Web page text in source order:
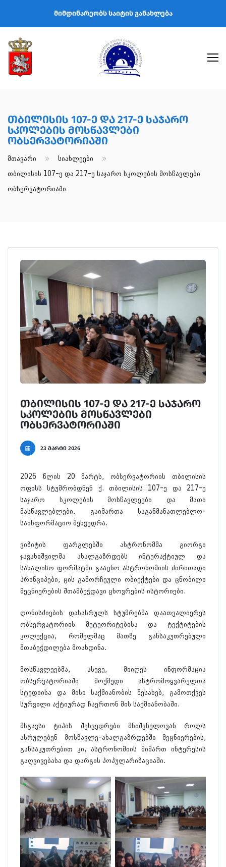
მიმდინარეობს საიტის განახლება
Თბილისის 107-Ე Და 217-Ე Საჯარო
Სკოლების Მოსწავლები
Ობსერვატორიაში
Მთავარი
Სიახლეები
Თბილისის 107-Ე Და 217-Ე Საჯარო Სკოლების Მოსწავლები
Ობსერვატორიაში
თბილისის 107-ე და 217-ე საჯარო
სკოლების მოსწავლები
ობსერვატორიაში
23 მარტი 2026
2026 წლის 20 მარტს, ობსერვატორიის თბილისის
ოფისს სტუმრობდნენ ქ. თბილისის 107-ე და 217-ე
საჯარო სკოლების მოსწავლეები და მათი
მასწავლებლები. გაიმართა საგანმანათლებლო-
საინფორმაციო შეხვედრა.
ვიზიტის ფარგლებში ასტრონომმა გიორგი
ჯავახიშვილმა ახალგაზრდებს ინტერაქტიულ და
სახალისო ფორმატში გააცნო ასტრონომიის ძირითადი
პრინციპები, ცის გამორჩეული ობიექტები და ცნობილი
მეცნიერების შთამბეჭდავი ცხოვრების ისტორიები.
ღონისძიების დასასრულს სტუმრებმა დაათვალიერეს
ობსერვატორიის მეტეორიტებისა და ტექტიტების
კოლექცია, რომელმაც მათზე განსაკუთრებული
შთაბეჭდილება მოახდინა.
მოსწავლეებმა, ასევე, მიიღეს ინფორმაცია
ობსერვატორიაში მოქმედი ასტრომოყვარულთა
სტუდიისა და მისი საქმიანობის შესახებ, გამოთქვეს
სურვილი აქტიურად ჩაერთონ მის საქმიანობაში.
მსგავსი ტიპის შეხვედრები მნიშვნელოვან როლს
ასრულებენ მოსწავლე-ახალგაზრდებში მეცნიერების,
განსაკუთრებით კი, ასტრონომიის მიმართ ინტერესის
გაღვივებასა და დარგის პოპულარიზაციაში.